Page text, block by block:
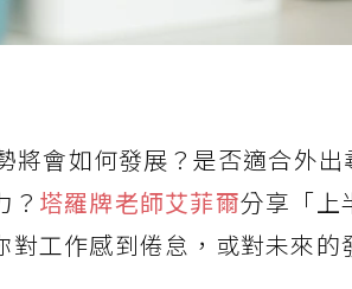
將會如何發展？是否適合外出
？ 塔羅牌老師艾菲爾分享「上
工作感到倦怠，或對未來